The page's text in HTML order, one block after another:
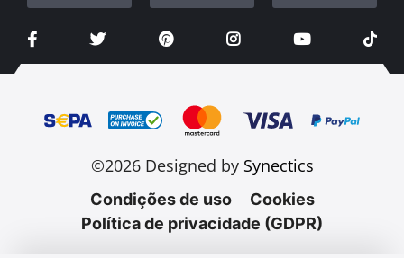
©2026 Designed by Synectics
Condições de uso
Cookies
Política de privacidade (GDPR)